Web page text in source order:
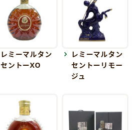
レミーマルタン
セントーXO
レミーマルタン
セントーリモー
ジュ